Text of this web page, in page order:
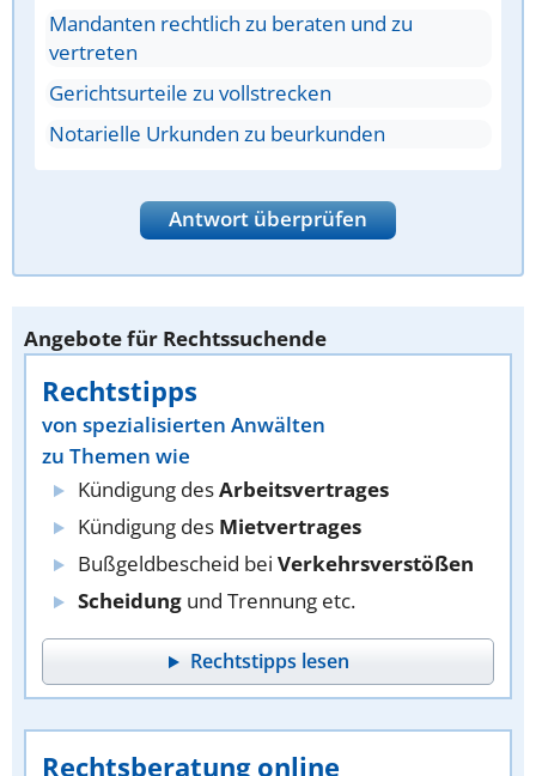
Mandanten rechtlich zu beraten und zu
vertreten
Gerichtsurteile zu vollstrecken
Notarielle Urkunden zu beurkunden
Antwort überprüfen
Angebote für Rechtssuchende
Rechtstipps
von spezialisierten Anwälten
zu Themen wie
Kündigung desArbeitsvertrages
Kündigung des Mietvertrages
Bußgeldbescheid bei Verkehrsverstößen
Scheidung und Trennung etc.
Rechtstipps lesen
Rechtsberatung online